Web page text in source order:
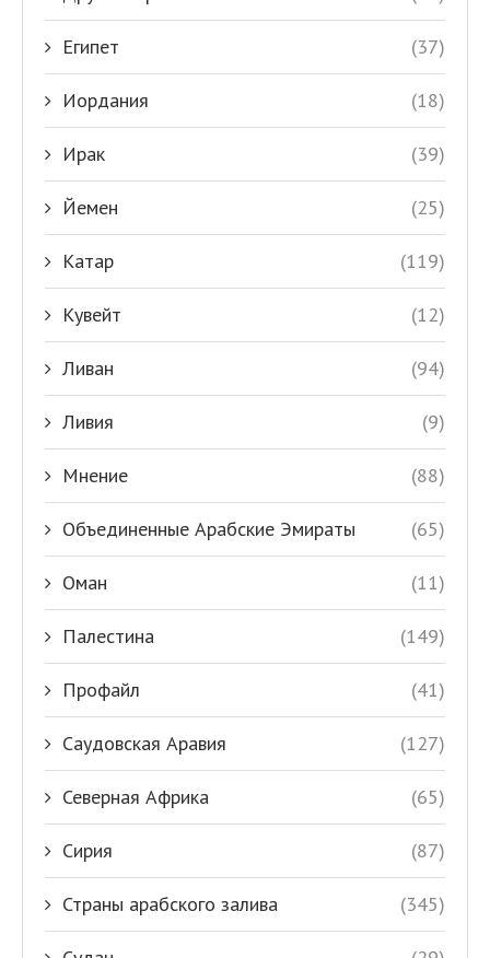
Египет (37)
Иордания (18)
Ирак (39)
Йемен (25)
Катар (119)
Кувейт (12)
Ливан (94)
Ливия (9)
Мнение (88)
Объединенные Арабские Эмираты (65)
Оман (11)
Палестина (149)
Профайл (41)
Саудовская Аравия (127)
Северная Африка (65)
Сирия (87)
Страны арабского залива (345)